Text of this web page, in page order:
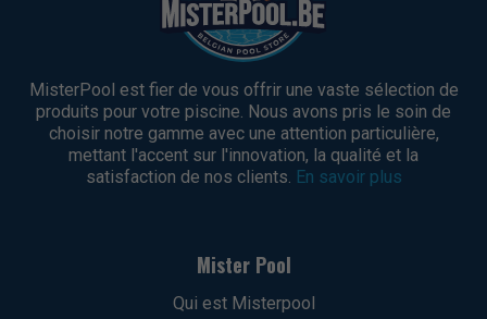
MisterPool est fier de vous offrir une vaste sélection de
produits pour votre piscine. Nous avons pris le soin de
choisir notre gamme avec une attention particulière,
mettant l'accent sur l'innovation, la qualité et la
satisfaction de nos clients. En savoir plus
Mister Pool
Qui est Misterpool